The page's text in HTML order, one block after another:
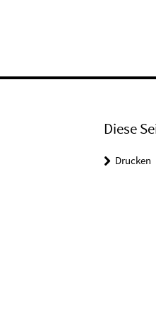
Diese
Drucken